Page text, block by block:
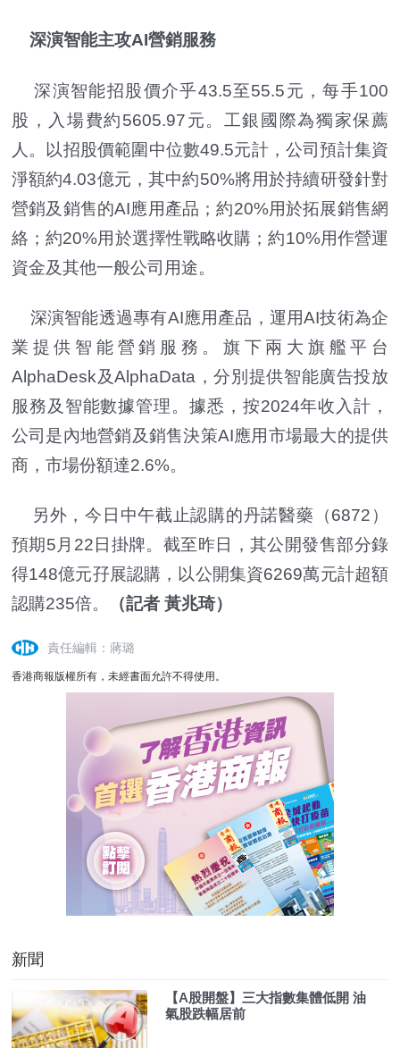
深演智能主攻AI營銷服務
深演智能招股價介乎43.5至55.5元，每手100
股，入場費約5605.97元。工銀國際為獨家保薦
人。以招股價範圍中位數49.5元計，公司預計集資
淨額約4.03億元，其中約50%將用於持續研發針對
營銷及銷售的AI應用產品；約20%用於拓展銷售網
絡；約20%用於選擇性戰略收購；約10%用作營運
資金及其他一般公司用途。
深演智能透過專有AI應用產品，運用AI技術為企
業提供智能營銷服務。旗下兩大旗艦平台
AlphaDesk及AlphaData，分別提供智能廣告投放
服務及智能數據管理。據悉，按2024年收入計，
公司是內地營銷及銷售決策AI應用市場最大的提供
商，市場份額達2.6%。
另外，今日中午截止認購的丹諾醫藥（6872）
預期5月22日掛牌。截至昨日，其公開發售部分錄
得148億元孖展認購，以公開集資6269萬元計超額
認購235倍。
（記者 黃兆琦）
責任編輯：蔣璐
香港商報版權所有，未經書面允許不得使用。
新聞
【A股開盤】三大指數集體低開 油
氣股跌幅居前